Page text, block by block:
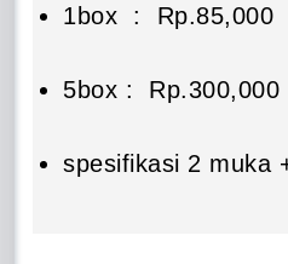
1box : Rp.85,000
5box : Rp.300,000
spesifikasi 2 muka